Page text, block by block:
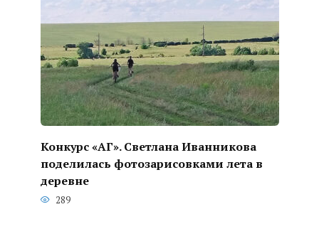
Конкурс «АГ». Светлана Иванникова
поделилась фотозарисовками лета в
деревне
289